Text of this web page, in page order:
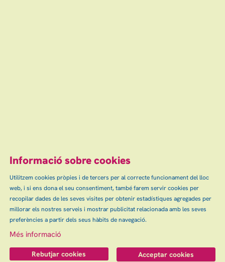
Sitemap Avís Legal | Ús de Cookies Contactar
Política de privacitat
Link a instagram
Informació sobre cookies
Utilitzem cookies pròpies i de tercers per al correcte funcionament del lloc
web, i si ens dona el seu consentiment, també farem servir cookies per
recopilar dades de les seves visites per obtenir estadístiques agregades per
millorar els nostres serveis i mostrar publicitat relacionada amb les seves
preferències a partir dels seus hàbits de navegació.
Més informació
Acceptar cookies
Rebutjar cookies